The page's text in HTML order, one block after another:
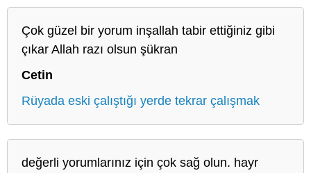
Çok güzel bir yorum inşallah tabir ettiğiniz gibi
çıkar Allah razı olsun şükran
Cetin
Rüyada eski çalıştığı yerde tekrar çalışmak
değerli yorumlarınız için çok sağ olun. hayr